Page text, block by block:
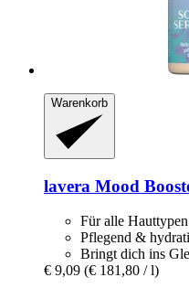
Warenkorb
lavera Mood
Für alle Hauttypen
Pflegend &
Bringt dich ins
€ 9,09 (€ 181,80 / l)